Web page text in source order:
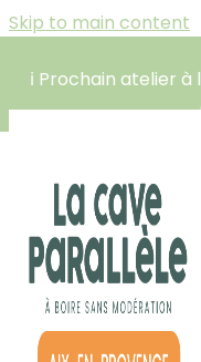
Skip to main content
ℹ️ Prochain atelier à